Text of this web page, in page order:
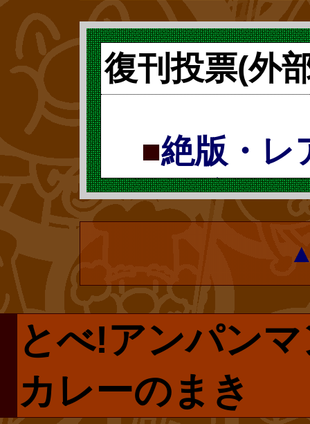
メルヘン傑
絵=やなせ
ア本を皆さ
刊ドットコ
復刊ドットコ
されている『
パンマン』の
ィシャルショ
般の書店での
復刊投票(外
■絶版・レ
票で復刻 復
復刊ドットコ
プページです。
で手に入らない
リクエストし
は再販売され
▲
とべ!アンパン
カレーのまき